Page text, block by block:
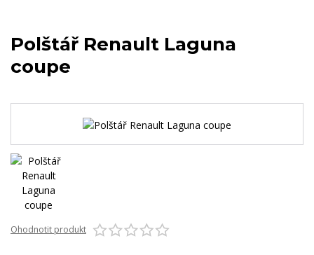
Polštář Renault Laguna
coupe
Ohodnotit produkt